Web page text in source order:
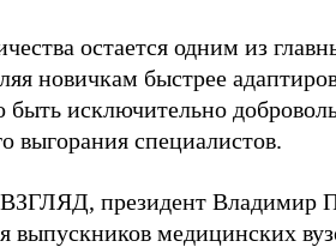
остается одним из
новичкам быстрее
исключительно
выгорания специалистов.
ВЗГЛЯД, президент Владимир
выпускников медицинских